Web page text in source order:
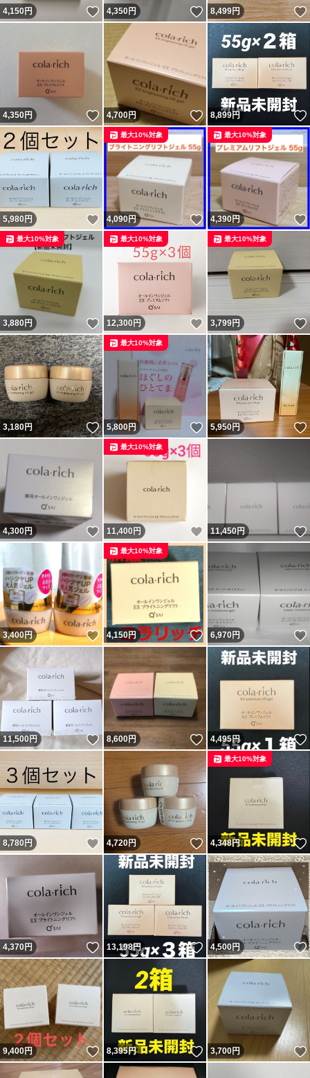
4,150円 いいね！
4,350円 いいね！
8,499円
4,350円 いいね！
4,700円 いいね！
8,899円
5,980円 いいね！
4,090円 いいね！
最大10%対象
4,390円
最大10%対象
3,880円 いいね！
最大10%対象
12,300円 いいね！
最大10%対象
3,799円
最大10%対象
3,180円 いいね！
5,800円 いいね！
最大10%対象
5,950円
4,300円 いいね！
11,400円 いいね！
最大10%対象
11,450円
3,400円 いいね！
4,150円 いいね！
最大10%対象
6,970円
11,500円 いいね！
8,600円 いいね！
4,495円
8,780円 いいね！
4,720円 いいね！
4,348円
最大10%対象
4,370円 いいね！
13,198円 いいね！
4,500円
9,400円 いいね！
8,395円 いいね！
3,700円